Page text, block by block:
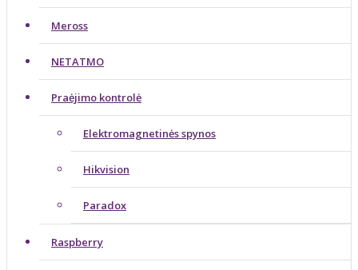
Meross
NETATMO
Praėjimo kontrolė
Elektromagnetinės spynos
Hikvision
Paradox
Raspberry